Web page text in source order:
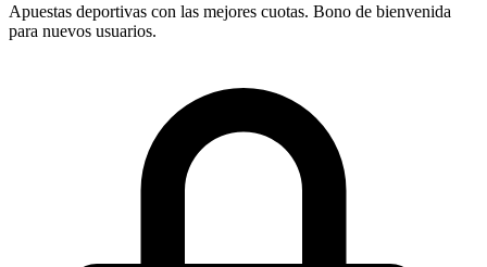
Apuestas deportivas con las mejores cuotas. Bono de bienvenida
para nuevos usuarios.